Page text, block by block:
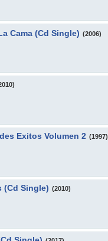
Cama (Cd Single) (2006)
Exitos Volumen 2 (1997)
(Cd Single) (2010)